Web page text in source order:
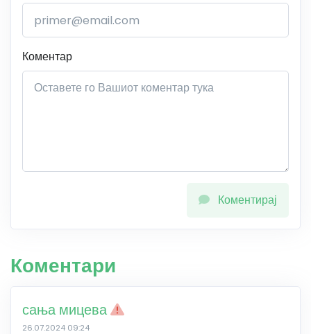
Коментар
Коментирај
Коментари
сања мицева
26.07.2024 09:24